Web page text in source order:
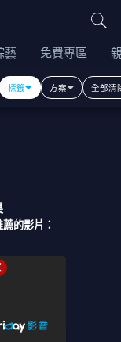
藝 免費專區
標籤 方案 全部清
的影片：